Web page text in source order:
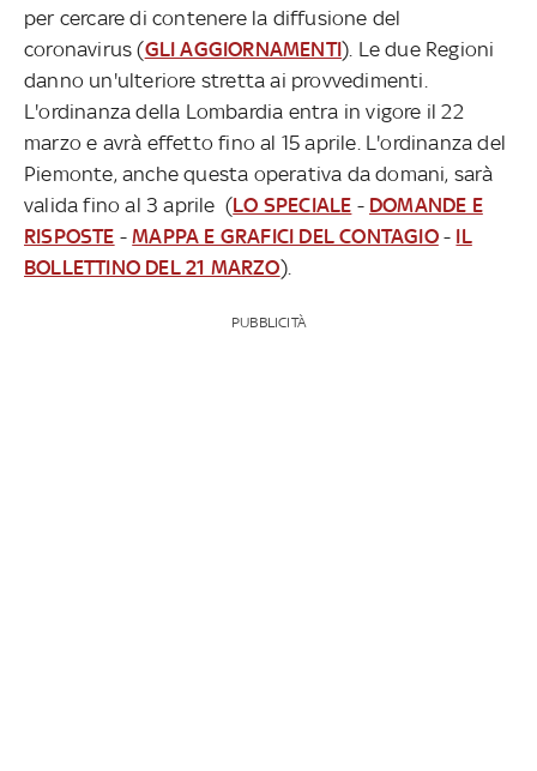
per cercare di contenere la diffusione del
coronavirus (GLI AGGIORNAMENTI). Le due Regioni
danno un'ulteriore stretta ai provvedimenti.
L'ordinanza della Lombardia entra in vigore il 22
marzo e avrà effetto fino al 15 aprile. L'ordinanza del
Piemonte, anche questa operativa da domani, sarà
valida fino al 3 aprile (LO SPECIALE - DOMANDE E
RISPOSTE -MAPPA E GRAFICI DEL CONTAGIO- IL
BOLLETTINO DEL 21 MARZO).
PUBBLICITÀ